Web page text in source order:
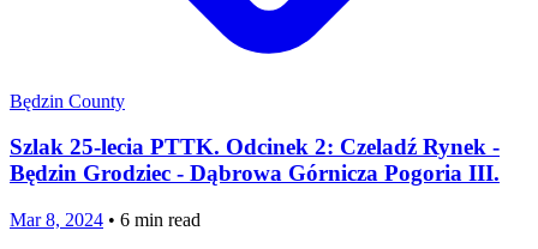
Będzin County
Szlak 25-lecia PTTK. Odcinek 2: Czeladź Rynek -
Będzin Grodziec - Dąbrowa Górnicza Pogoria III.
Mar 8, 2024 • 6 min read